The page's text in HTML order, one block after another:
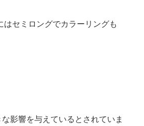
セミロングでカラーリングも
影響を与えているとされていま